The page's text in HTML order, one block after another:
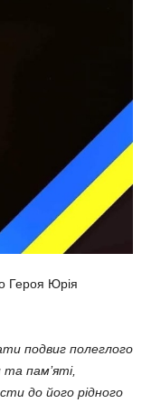
Героя Юрія
подвиг полеглого
пам’яті,
до його рідного